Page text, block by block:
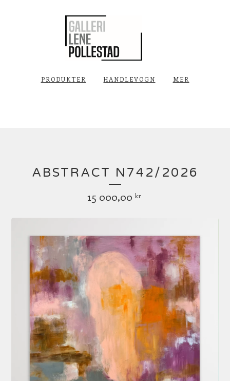
PRODUKTER HANDLEVOGN MER
ABSTRACT N742/2026
15 000,00 kr